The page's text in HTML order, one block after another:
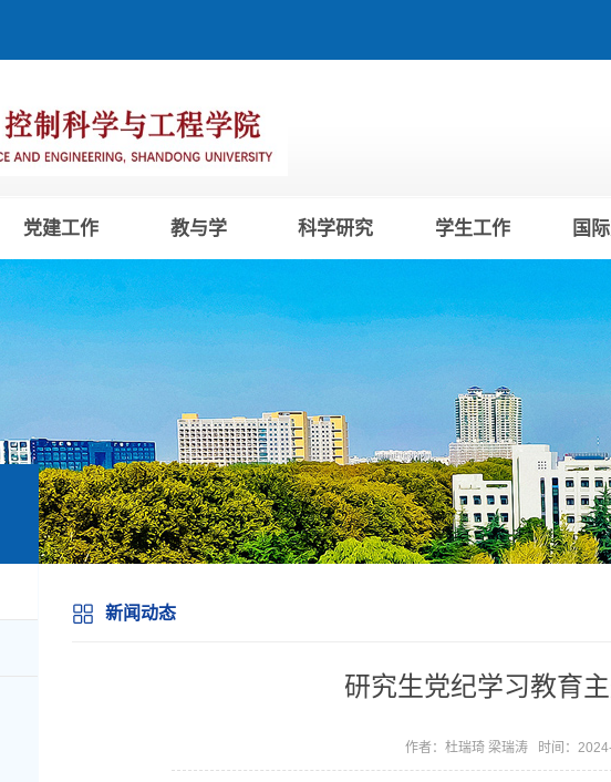
党建工作 教与学 科学研究 学生工作 国
新闻动态
研究生党纪学习教育
作者：杜瑞琦 梁瑞涛 时间：